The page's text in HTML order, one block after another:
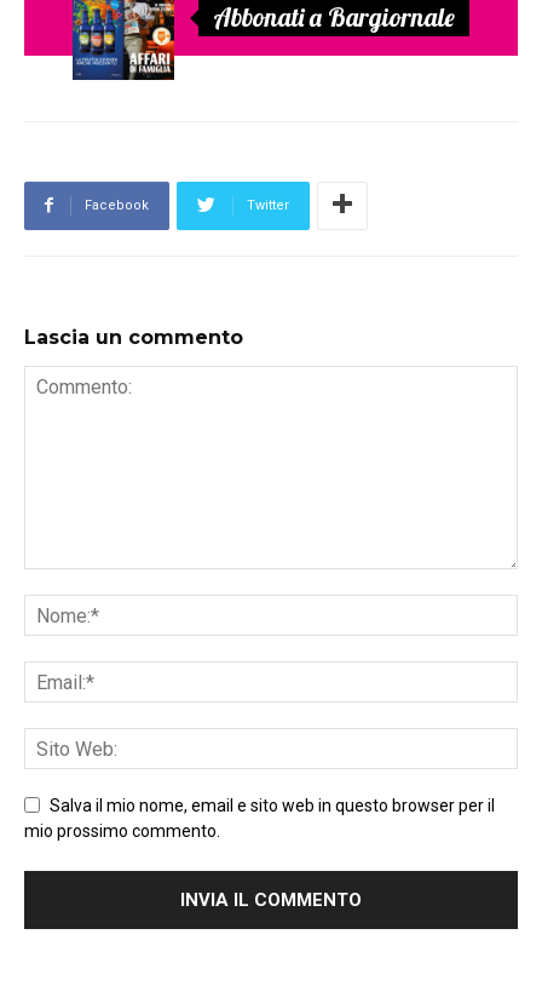
Abbonati a Bargiornale
Facebook Twitter
Lascia un commento
Salva il mio nome, email e sito web in questo browser per il
mio prossimo commento.